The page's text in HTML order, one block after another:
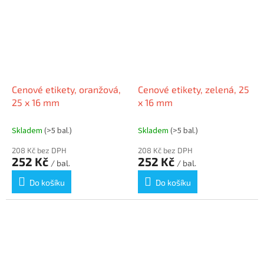
Cenové etikety, oranžová,
25 x 16 mm
Skladem (>5 bal.)
208 Kč bez DPH
252 Kč / bal.
Do košíku
Cenové etikety, zelená, 25
x 16 mm
Skladem (>5 bal.)
208 Kč bez DPH
252 Kč / bal.
Do košíku